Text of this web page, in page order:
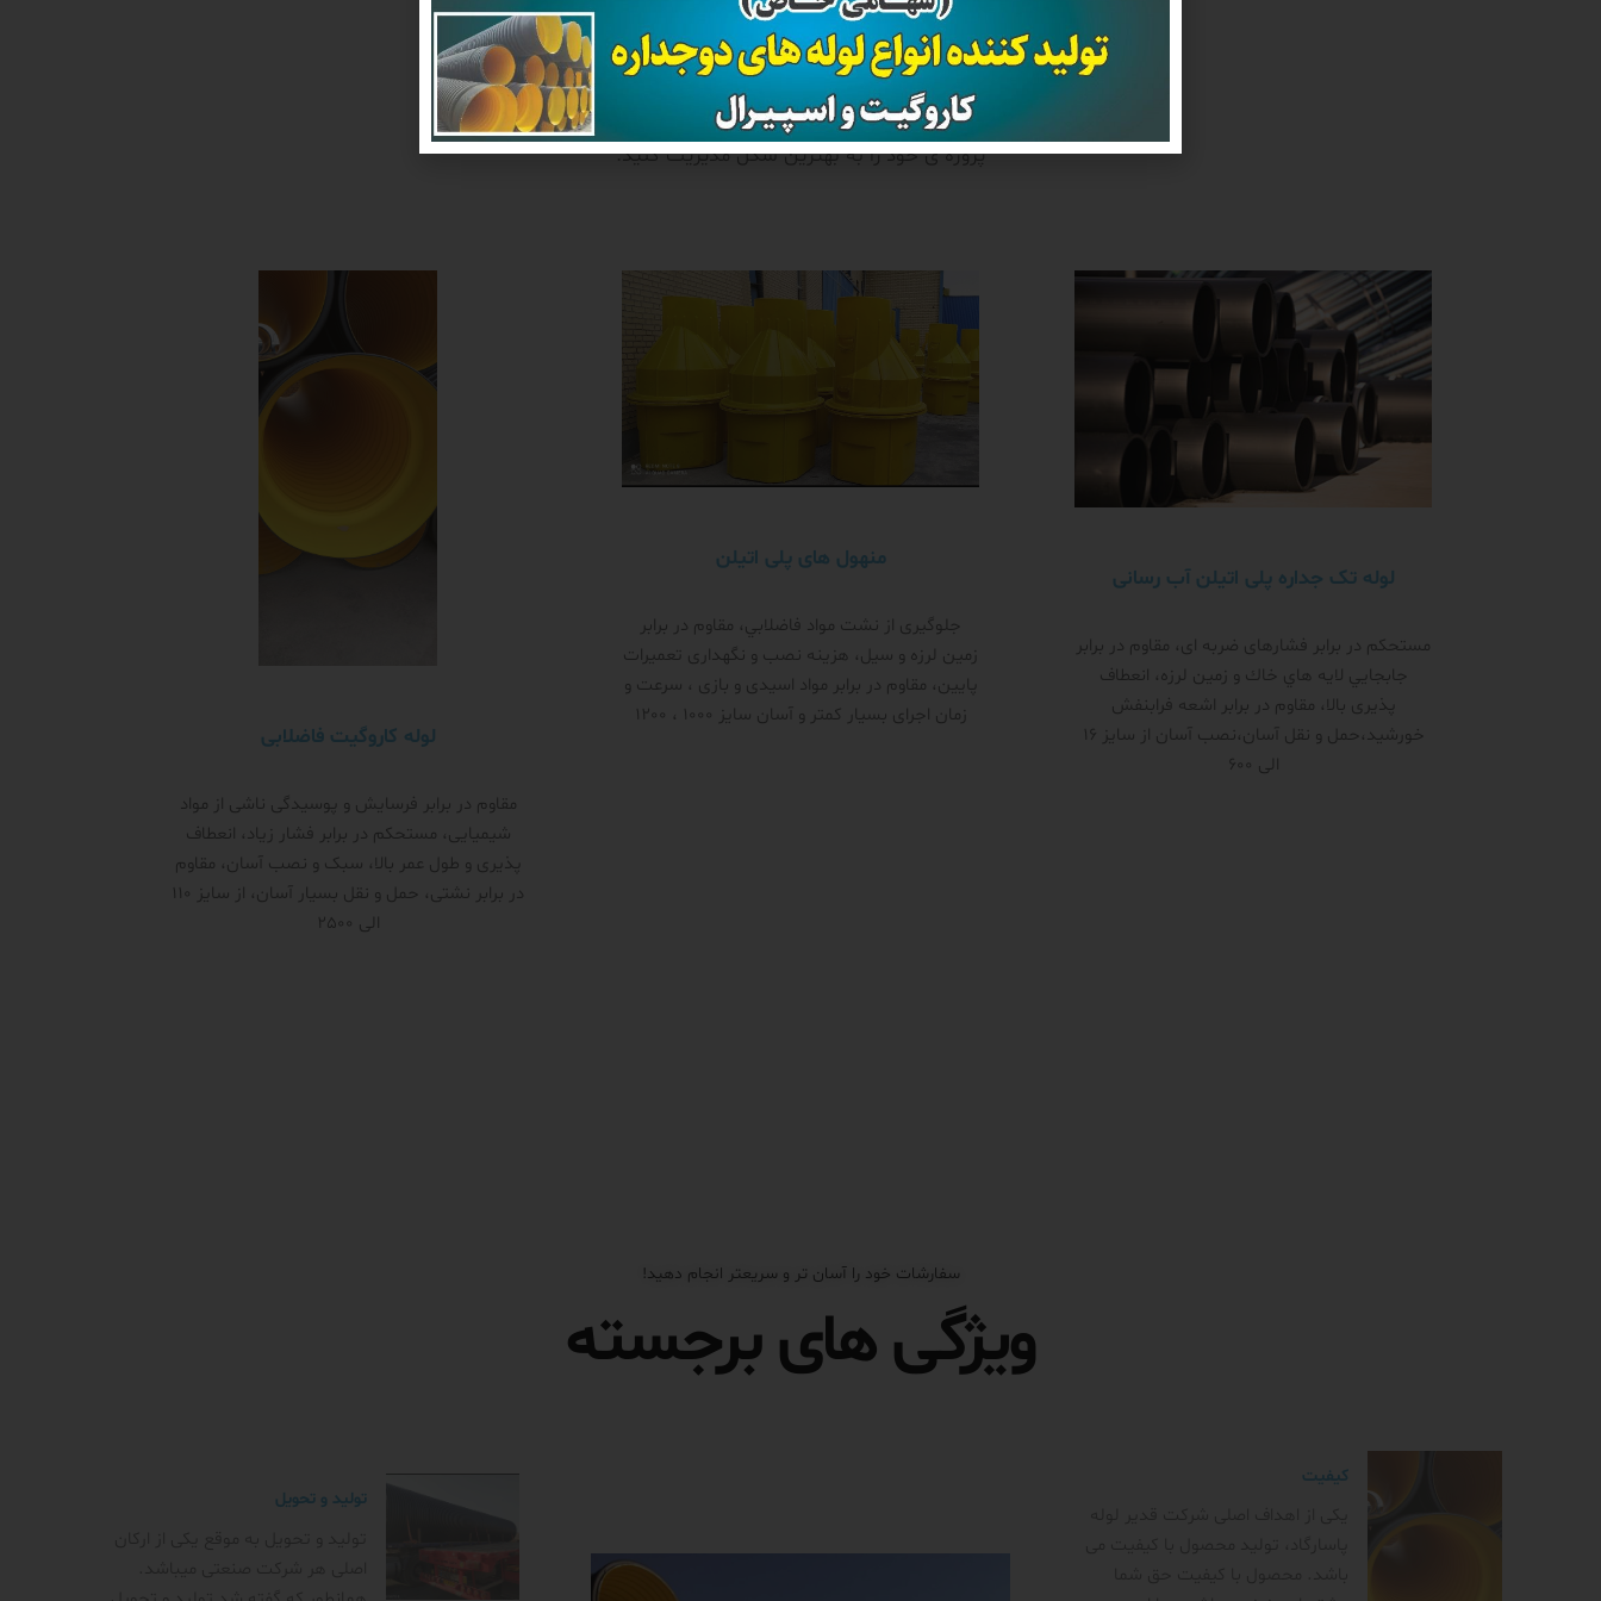
برای انتخاب بهتر و مناسب تر نیازمند تجربه ای خواهید بود که کارشناسان
مجرب شرکت قدیر لوله پاسارگاد به صورت رایگان در اختیار شما قرار خواهند
داد تا با صرفه جویی در هزینه و زمان محصول مناسب خود را انتخاب کنید و
پروژه ی خود را به بهترین شکل مدیریت کنید.
لوله تک جداره پلی اتیلن آب رسانی
مستحکم در برابر فشار‌های ضربه ای، مقاوم در برابر
جابجايي لايه هاي خاك و زمين لرزه، انعطاف
پذیری بالا، مقاوم در برابر اشعه فرابنفش
خورشید،حمل و نقل آسان،نصب آسان از سایز 16
الی 600
منهول های پلی اتیلن
جلوگیری از نشت مواد فاضلابي، مقاوم در برابر
زمین لرزه و سیل، هزینه نصب و نگهداری تعمیرات
پایین، مقاوم در برابر مواد اسیدی و بازی ، سرعت و
زمان اجرای بسیار کمتر و آسان سایز 1000 ، 1200
لوله کاروگیت فاضلابی
مقاوم در برابر فرسایش و پوسیدگی ناشی از مواد
شیمیایی، مستحکم در برابر فشار زیاد، انعطاف
پذیری و طول عمر بالا، سبک و نصب آسان، مقاوم
در برابر نشتی، حمل و نقل بسیار آسان، از سایز 110
الی 2500
سفارشات خود را آسان تر و سریعتر انجام دهید!
ویژگی های برجسته
کیفیت
تولید و تحویل